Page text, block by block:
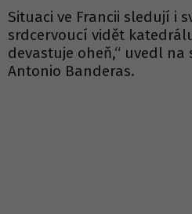
Situaci ve Francii sledují i
srdcervoucí vidět
devastuje oheň,“ uvedl
Antonio Banderas.